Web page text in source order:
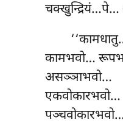
चक्खुन्द्रियं…पे…
कामभवो…